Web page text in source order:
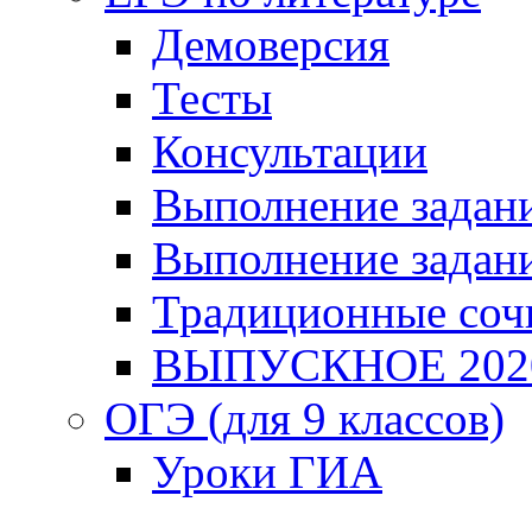
Демоверсия
Тесты
Консультации
Выполнение
Выполнение
Традиционные
ВЫПУСКНОЕ
ОГЭ (для 9 классов)
Уроки ГИА